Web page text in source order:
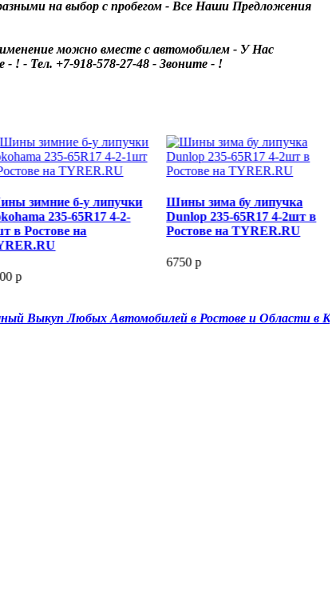
на выбор с пробегом - Все Наши Предложения
можно вместе с автомобилем - У Нас
- Тел. +7-918-578-27-48 - Звоните - !
зимние б-у липучки
235-65R17 4-2-
в Ростове на
р
Шины зима бу липучка
Dunlop 235-65R17 4-2шт в
Ростове на TYRER.RU
6750 р
Выкуп Любых Автомобилей в Ростове и Области в